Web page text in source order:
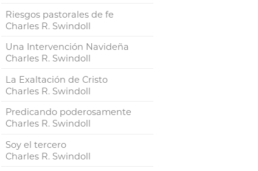
Riesgos pastorales de fe
Charles R. Swindoll
Una Intervención Navideña
Charles R. Swindoll
La Exaltación de Cristo
Charles R. Swindoll
Predicando poderosamente
Charles R. Swindoll
Soy el tercero
Charles R. Swindoll